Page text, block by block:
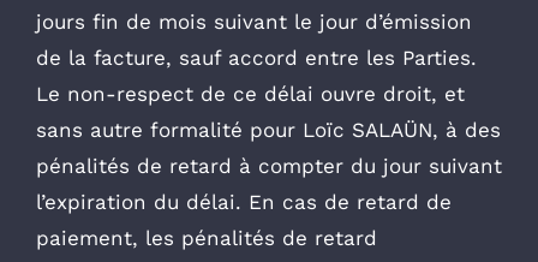
jours fin de mois suivant le jour d’émission
de la facture, sauf accord entre les Parties.
Le non-respect de ce délai ouvre droit, et
sans autre formalité pour Loïc SALAÜN, à des
pénalités de retard à compter du jour suivant
l’expiration du délai. En cas de retard de
paiement, les pénalités de retard